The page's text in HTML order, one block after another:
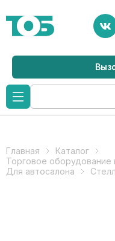
Главная
Каталог
Торговое оборудование
Для автосалона